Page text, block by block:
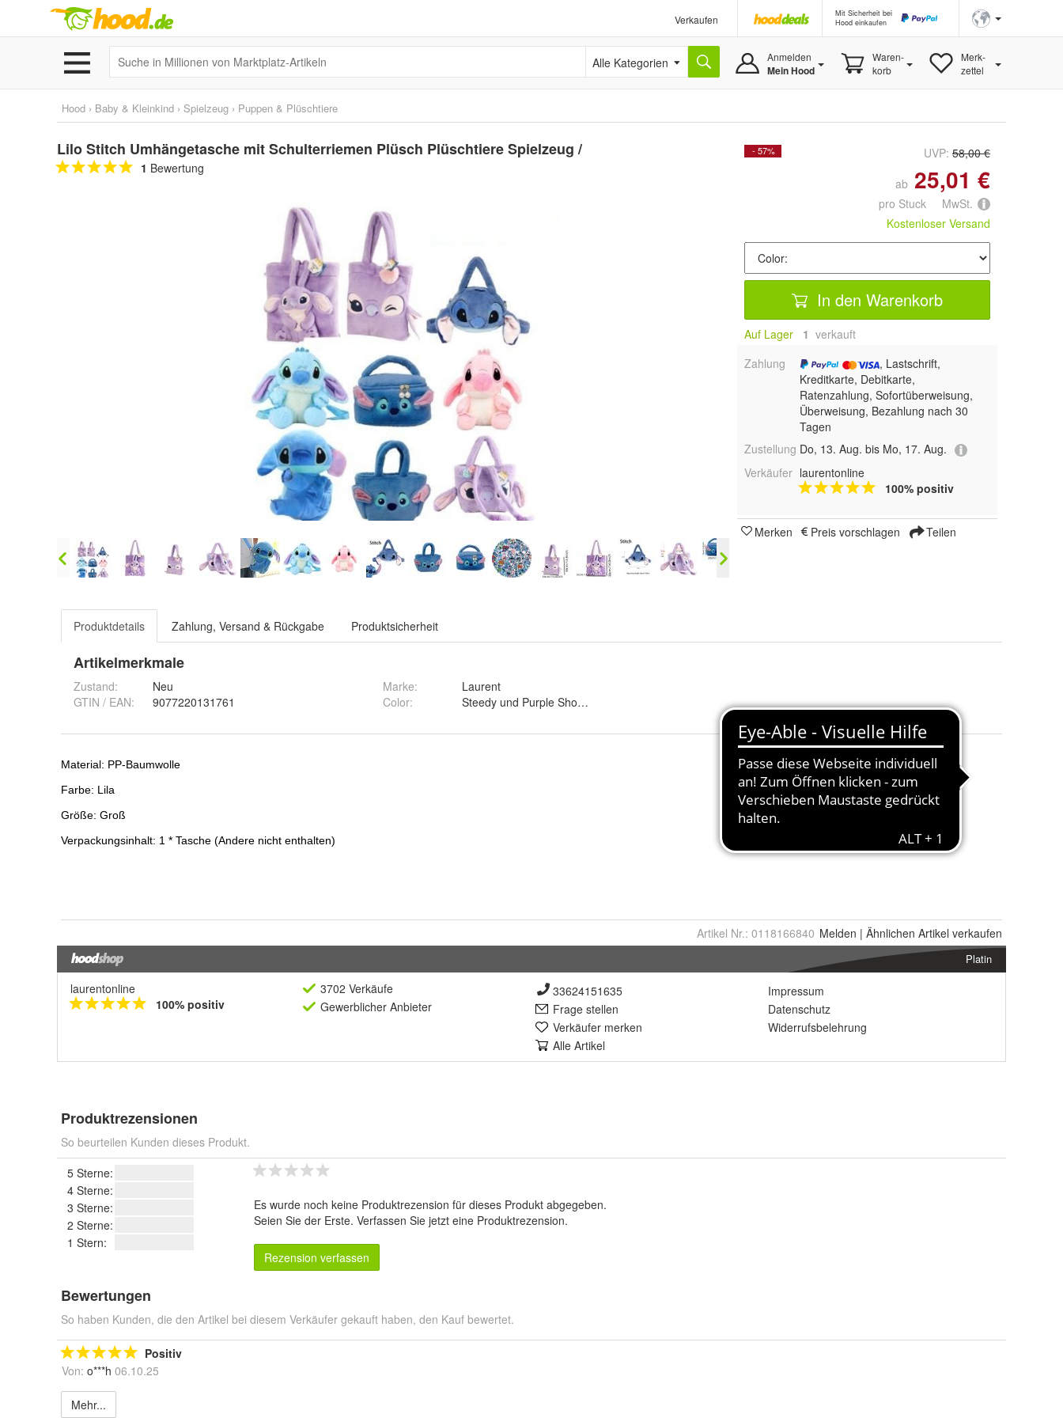
Verkaufen
Mit Sicherheit bei
Hood einkaufen
Alle Kategorien Anmelden
Mein Hood
Waren-
korb
Merk-
zettel
Hood › Baby & Kleinkind › Spielzeug › Puppen & Plüschtiere
Lilo Stitch Umhängetasche mit Schulterriemen Plüsch Plüschtiere Spielzeug /
1 Bewertung
- 57% UVP: 58,00 €
ab 25,01 €
pro Stuck MwSt.
Kostenloser Versand
In den Warenkorb
Auf Lager 1 verkauft
Zahlung
, Lastschrift,
Kreditkarte, Debitkarte,
Ratenzahlung, Sofortüberweisung,
Überweisung, Bezahlung nach 30
Tagen
Zustellung Do, 13. Aug. bis Mo, 17. Aug.
Verkäufer laurentonline
100% positiv
Merken Preis vorschlagen Teilen
Produktdetails Zahlung, Versand & Rückgabe Produktsicherheit
Artikelmerkmale
Zustand:
Neu
GTIN / EAN:
9077220131761
Marke:
Laurent
Color: Steedy und Purple Shoulder
Artikel Nr.: 0118166840 Melden | Ähnlichen Artikel verkaufen
Platin
laurentonline
100% positiv
3702 Verkäufe
Gewerblicher Anbieter
33624151635
Frage stellen
Verkäufer merken
Alle Artikel
Impressum
Datenschutz
Widerrufsbelehrung
Produktrezensionen
So beurteilen Kunden dieses Produkt.
5 Sterne:
4 Sterne:
3 Sterne:
2 Sterne:
1 Stern:
Es wurde noch keine Produktrezension für dieses Produkt abgegeben.
Seien Sie der Erste. Verfassen Sie jetzt eine Produktrezension.
Rezension verfassen
Bewertungen
So haben Kunden, die den Artikel bei diesem Verkäufer gekauft haben, den Kauf bewertet.
Positiv
Von: o***h 06.10.25
Mehr...